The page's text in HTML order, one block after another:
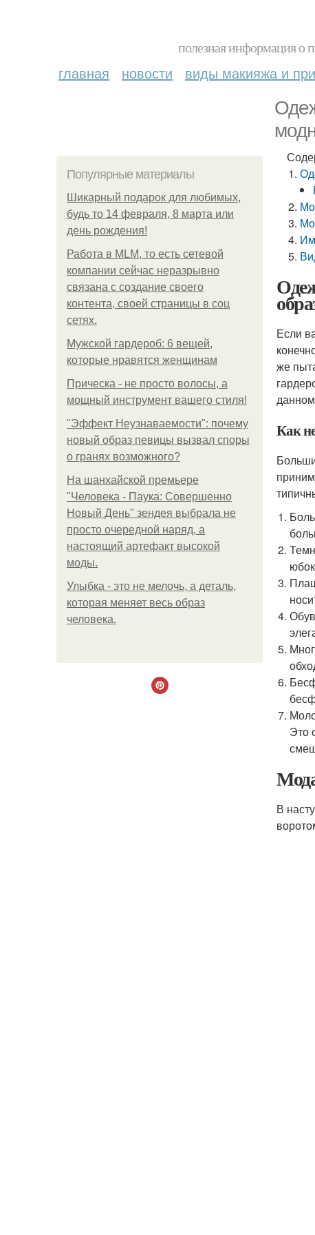
полезная информация о
главная новости виды макияжа и
Популярные материалы
Шикарный подарок для любимых,
будь то 14 февраля, 8 марта или
день рождения!
Работа в MLM, то есть сетевой
компании сейчас неразрывно
связана с создание своего
контента, своей страницы в соц
сетях.
Мужской гардероб: 6 вещей,
которые нравятся женщинам
Прическа - не просто волосы, а
мощный инструмент вашего стиля!
"Эффект Неузнаваемости": почему
новый образ певицы вызвал споры
о гранях возможного?
На шанхайской премьере
"Человека - Паука: Совершенно
Новый День" зендея выбрала не
просто очередной наряд, а
настоящий артефакт высокой
моды.
Улыбка - это не мелочь, а деталь,
которая меняет весь образ
человека.
Если
же
Как
Это
В